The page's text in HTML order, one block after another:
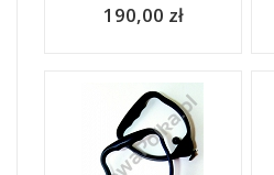
190,00 zł